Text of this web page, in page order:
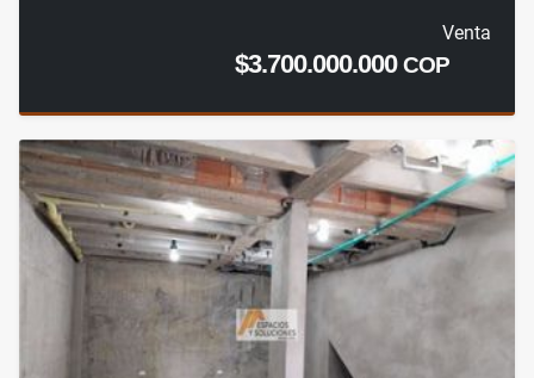
Venta
$3.700.000.000COP